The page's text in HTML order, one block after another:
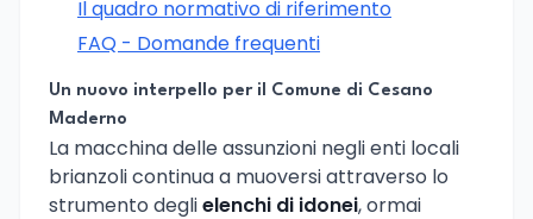
Il quadro normativo di riferimento
FAQ - Domande frequenti
Un nuovo interpello per il Comune di Cesano
Maderno
La macchina delle assunzioni negli enti locali
brianzoli continua a muoversi attraverso lo
strumento deglielenchi di idonei, ormai